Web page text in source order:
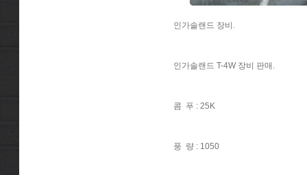
인가솔랜드 장비.
인가솔랜드 T-4W 장비 판매.
콤 푸 : 25K
풍 량 : 1050